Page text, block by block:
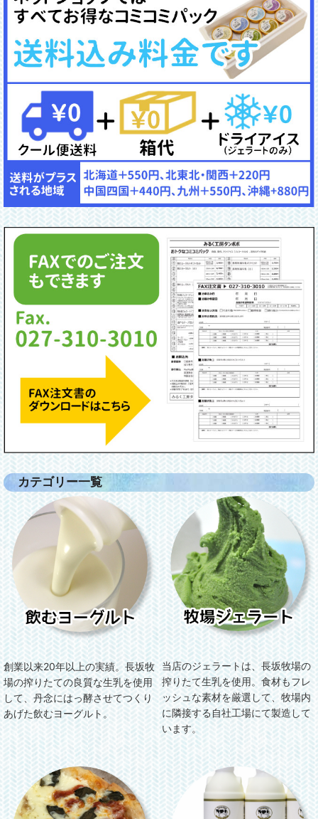
カテゴリー一覧
創業以来20年以上の実績。長坂牧
場の搾りたての良質な生乳を使用
して、丹念にはっ酵させてつくり
あげた飲むヨーグルト。
当店のジェラートは、長坂牧場の
搾りたて生乳を使用。食材もフレ
ッシュな素材を厳選して、牧場内
に隣接する自社工場にて製造して
います。